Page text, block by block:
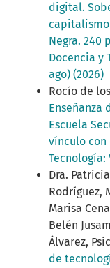
digital.
capitalismo
Negra. 240
Docencia y
ago) (2026)
Rocío de
Enseñanza
Escuela
vínculo
Tecnología:
Dra.
Rodríguez,
Marisa
Belén
Álvarez,
de